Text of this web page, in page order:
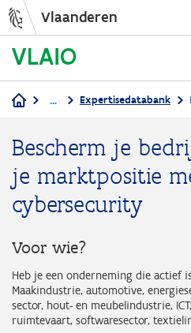
Vlaanderen
... Expertisedatabank
Bescherm je
je marktpositie
cybersecurity
Voor wie?
Heb je een onderneming die actief
Maakindustrie, automotive,
sector, hout- en meubelindustrie,
ruimtevaart, softwaresector,